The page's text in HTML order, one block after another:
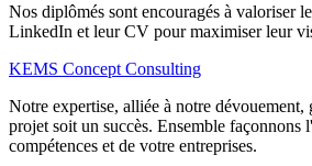
Nos diplômés sont encouragés à valoriser
LinkedIn et leur CV pour maximiser leur
KEMS Concept Consulting
Notre expertise, alliée à notre dévouement,
projet soit un succès. Ensemble façonnons
compétences et de votre entreprises.